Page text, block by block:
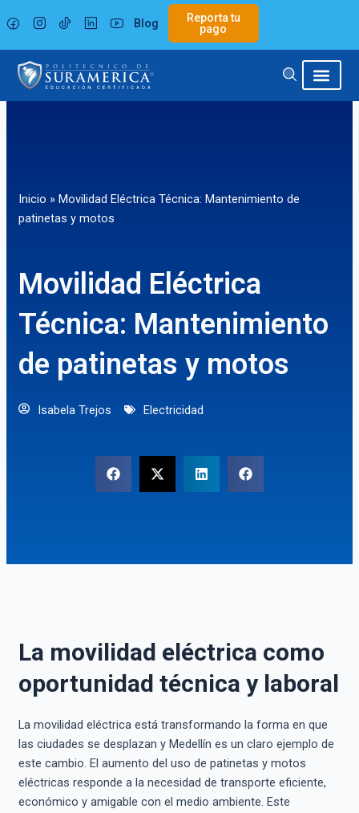
al
contenido
Blog
Reporta tu
pago
Inicio » Movilidad Eléctrica Técnica: Mantenimiento de
patinetas y motos
Movilidad Eléctrica
Técnica: Mantenimiento
de patinetas y motos
Isabela Trejos Electricidad
La movilidad eléctrica como
oportunidad técnica y laboral
La movilidad eléctrica está transformando la forma en que
las ciudades se desplazan y Medellín es un claro ejemplo de
este cambio. El aumento del uso de patinetas y motos
eléctricas responde a la necesidad de transporte eficiente,
económico y amigable con el medio ambiente. Este